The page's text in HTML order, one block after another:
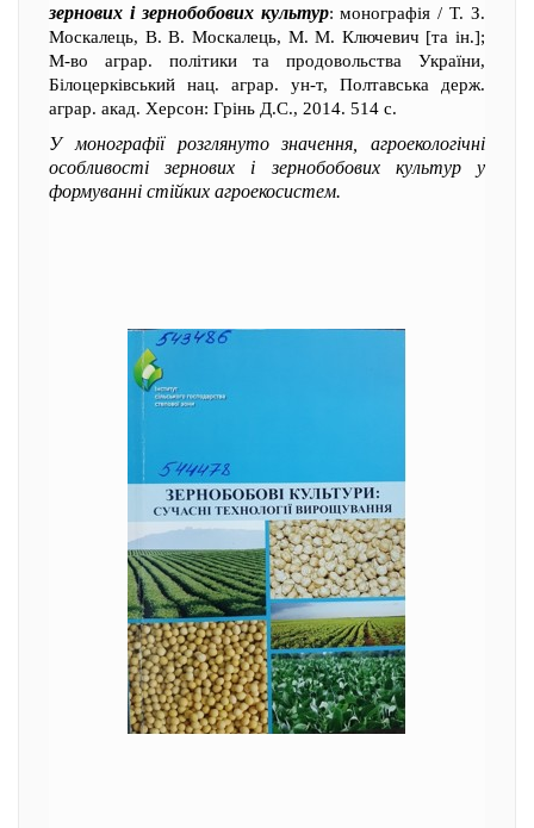
зернових і зернобобових культур: монографія / Т. З.
Москалець, В. В. Москалець, М. М. Ключевич [та ін.];
М-во аграр. політики та продовольства України,
Білоцерківський нац. аграр. ун-т, Полтавська держ.
аграр. акад. Херсон: Грінь Д.С., 2014. 514 с.
У монографії розглянуто значення, агроекологічні
особливості зернових і зернобобових культур у
формуванні стійких агроекосистем.